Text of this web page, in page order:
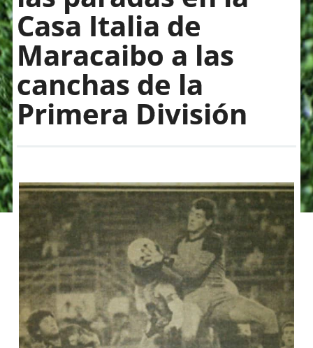
Casa Italia de
Maracaibo a las
canchas de la
Primera División